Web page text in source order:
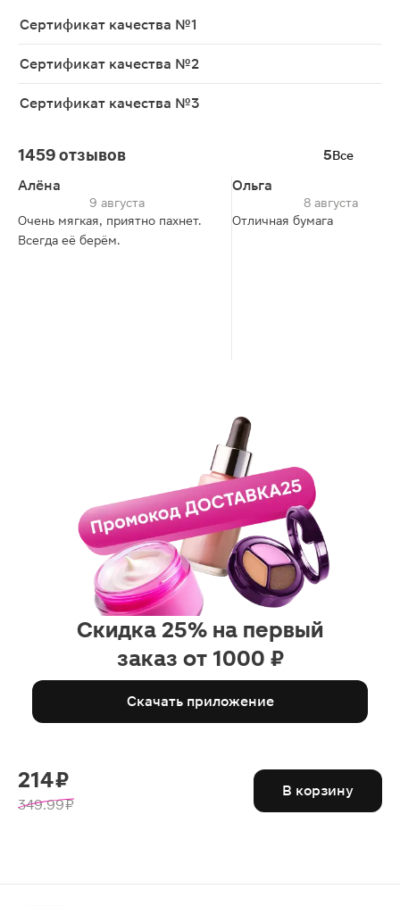
Сертификат качества №1
Сертификат качества №2
Сертификат качества №3
1459 отзывов 5Все
Алёна
9 августа
Очень мягкая, приятно пахнет.
Всегда её берём.
Ольга
8 августа
Отличная бумага
Скидка 25% на первый
заказ от 1000 ₽
Скачать приложение
214 ₽
349.99 ₽
В корзину